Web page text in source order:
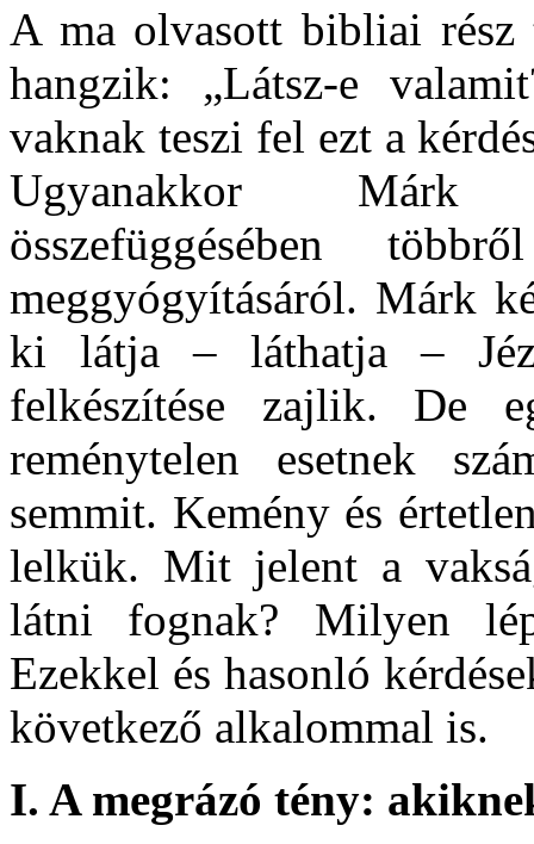
A ma olvasott bibliai
hangzik: „Látsz-e
vaknak teszi fel ezt a
Ugyanakkor Márk
összefüggésében
meggyógyításáról. Márk
ki látja – láthatja –
felkészítése zajlik. De
reménytelen esetnek
semmit. Kemény és
lelkük. Mit jelent a
látni fognak? Milyen
Ezekkel és hasonló
következő alkalommal is.
I. A megrázó tény: